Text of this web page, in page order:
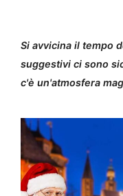
Si avvicina il tempo
suggestivi ci sono
c'è un'atmosfera